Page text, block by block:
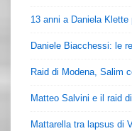
13 anni a Daniela Klette
Daniele Biacchessi: le
Raid di Modena, Salim
Matteo Salvini e il raid
Mattarella tra lapsus di